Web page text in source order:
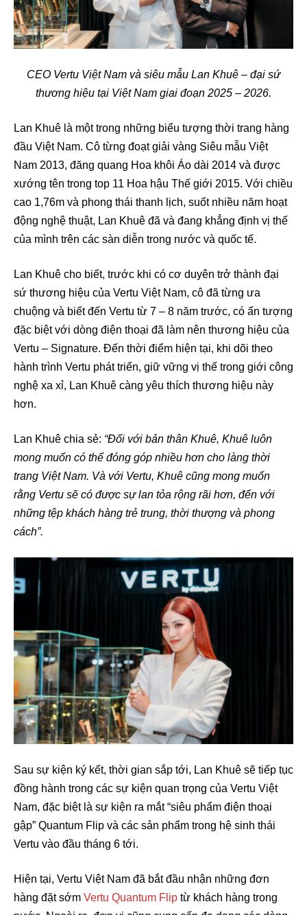
CEO Vertu Việt Nam và siêu mẫu Lan Khuê – đại sứ
thương hiệu tại Việt Nam giai đoạn 2025 – 2026.
Lan Khuê là một trong những biểu tượng thời trang hàng
đầu Việt Nam. Cô từng đoạt giải vàng Siêu mẫu Việt
Nam 2013, đăng quang Hoa khôi Áo dài 2014 và được
xướng tên trong top 11 Hoa hậu Thế giới 2015. Với chiều
cao 1,76m và phong thái thanh lịch, suốt nhiều năm hoạt
động nghệ thuật, Lan Khuê đã và đang khẳng định vị thế
của mình trên các sàn diễn trong nước và quốc tế.
Lan Khuê cho biết, trước khi có cơ duyên trở thành đại
sứ thương hiệu của Vertu Việt Nam, cô đã từng ưa
chuộng và biết đến Vertu từ 7 – 8 năm trước, có ấn tượng
đặc biệt với dòng điện thoại đã làm nên thương hiệu của
Vertu – Signature. Đến thời điểm hiện tại, khi dõi theo
hành trình Vertu phát triển, giữ vững vị thế trong giới công
nghệ xa xỉ, Lan Khuê càng yêu thích thương hiệu này
hơn.
Lan Khuê chia sẻ: “Đối với bản thân Khuê, Khuê luôn
mong muốn có thể đóng góp nhiều hơn cho làng thời
trang Việt Nam. Và với Vertu, Khuê cũng mong muốn
rằng Vertu sẽ có được sự lan tỏa rộng rãi hơn, đến với
những tệp khách hàng trẻ trung, thời thượng và phong
cách”.
Sau sự kiện ký kết, thời gian sắp tới, Lan Khuê sẽ tiếp tục
đồng hành trong các sự kiện quan trọng của Vertu Việt
Nam, đặc biệt là sự kiện ra mắt “siêu phẩm điện thoại
gập” Quantum Flip và các sản phẩm trong hệ sinh thái
Vertu vào đầu tháng 6 tới.
Hiện tại, Vertu Việt Nam đã bắt đầu nhận những đơn
hàng đặt sớm Vertu Quantum Flip từ khách hàng trong